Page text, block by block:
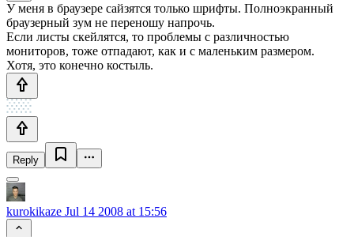
У меня в браузере сайзятся только шрифты. Полноэкранный
браузерный зум не переношу напрочь.
Если листы скейлятся, то проблемы с различностью
мониторов, тоже отпадают, как и с маленьким размером.
Хотя, это конечно костыль.
Reply
kurokikaze Jul 14 2008 at 15:56